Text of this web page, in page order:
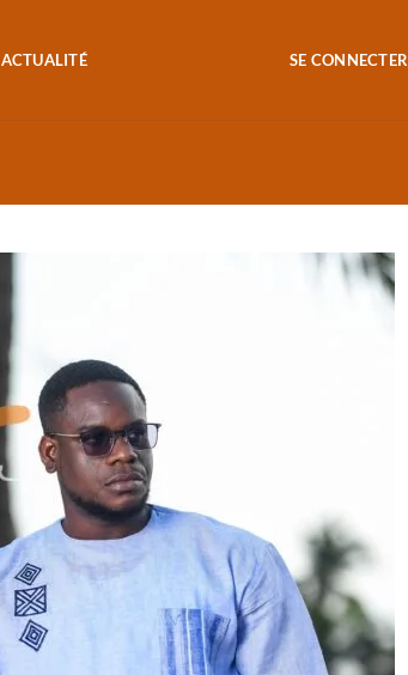
ACTUALITÉ SE CONNECTER